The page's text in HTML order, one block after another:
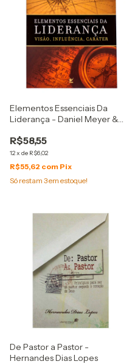
Elementos Essenciais Da
Liderança - Daniel Meyer &
R$58,55
12x de R$6,02
R$55,62 com Pix
Só restam 3em estoque!
De Pastor a Pastor -
Hernandes Dias Lopes